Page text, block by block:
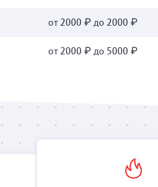
от 2000 ₽ до 2000 ₽
от 2000 ₽ до 5000 ₽